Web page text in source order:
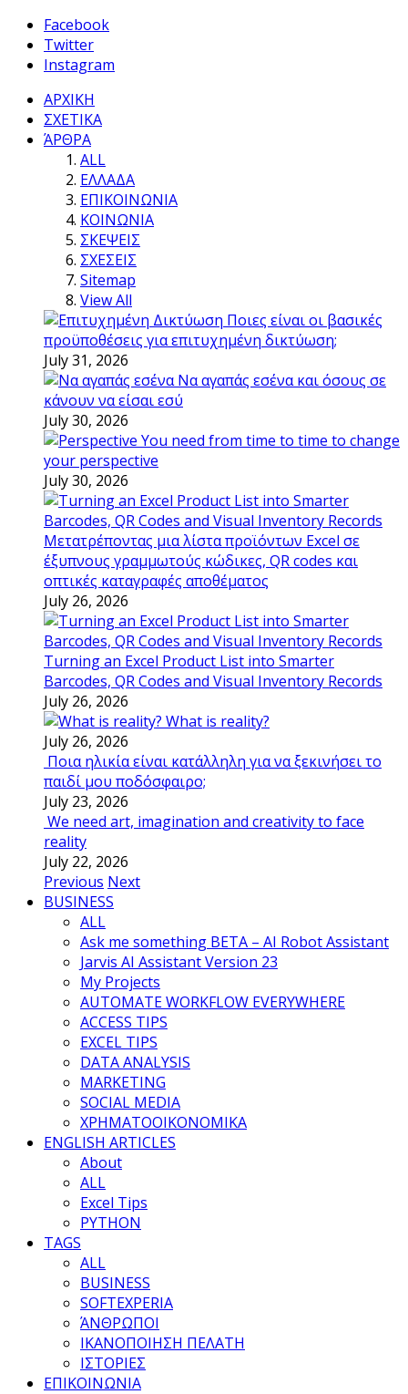
Facebook
Twitter
Instagram
ΑΡΧΙΚΗ
ΣΧΕΤΙΚΑ
ΆΡΘΡΑ
ALL
ΕΛΛΑΔΑ
ΕΠΙΚΟΙΝΩΝΙΑ
ΚΟΙΝΩΝΙΑ
ΣΚΕΨΕΙΣ
ΣΧΕΣΕΙΣ
Sitemap
View All
Ποιες είναι οι βασικές
προϋποθέσεις για επιτυχημένη δικτύωση;
July 31, 2026
Να αγαπάς εσένα και όσους σε
κάνουν να είσαι εσύ
July 30, 2026
You need from time to time to change
your perspective
July 30, 2026
Μετατρέποντας μια λίστα προϊόντων Excel σε
έξυπνους γραμμωτούς κώδικες, QR codes και
οπτικές καταγραφές αποθέματος
July 26, 2026
Turning an Excel Product List into Smarter
Barcodes, QR Codes and Visual Inventory Records
July 26, 2026
What is reality?
July 26, 2026
Ποια ηλικία είναι κατάλληλη για να ξεκινήσει το
παιδί μου ποδόσφαιρο;
July 23, 2026
We need art, imagination and creativity to face
reality
July 22, 2026
Previous Next
BUSINESS
ALL
Ask me something BETA – AI Robot Assistant
Jarvis AI Assistant Version 23
My Projects
AUTOMATE WORKFLOW EVERYWHERE
ACCESS TIPS
EXCEL TIPS
DATA ANALYSIS
MARKETING
SOCIAL MEDIA
ΧΡΗΜΑΤΟΟΙΚΟΝΟΜΙΚΑ
ENGLISH ARTICLES
About
ALL
Excel Tips
PYTHON
TAGS
ALL
BUSINESS
SOFTEXPERIA
ΆΝΘΡΩΠΟΙ
ΙΚΑΝΟΠΟΙΗΣΗ ΠΕΛΑΤΗ
ΙΣΤΟΡΙΕΣ
ΕΠΙΚΟΙΝΩΝΙΑ